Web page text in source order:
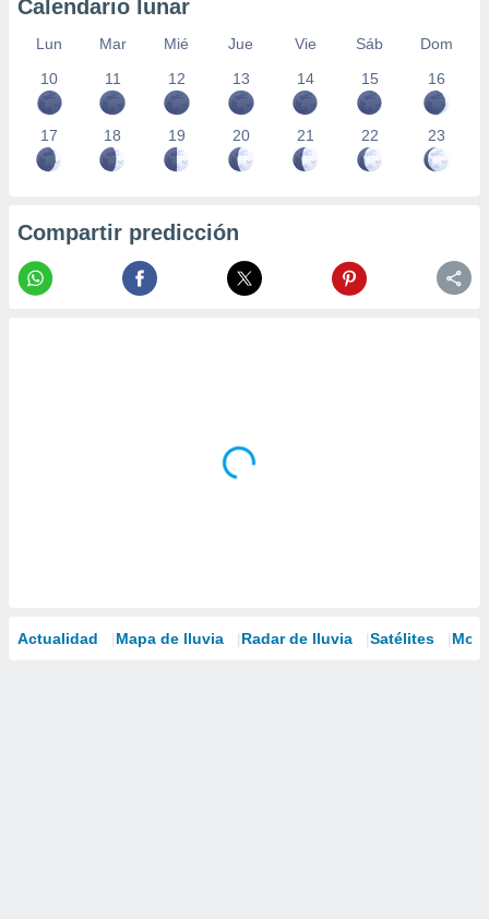
Calendario lunar
Lun Mar Mié Jue Vie Sáb
Dom
10
11 12 13 14 15 16
17 18 19 20 21 22 23
Compartir predicción
Actualidad Mapa de lluvia Radar de lluvia Satélites